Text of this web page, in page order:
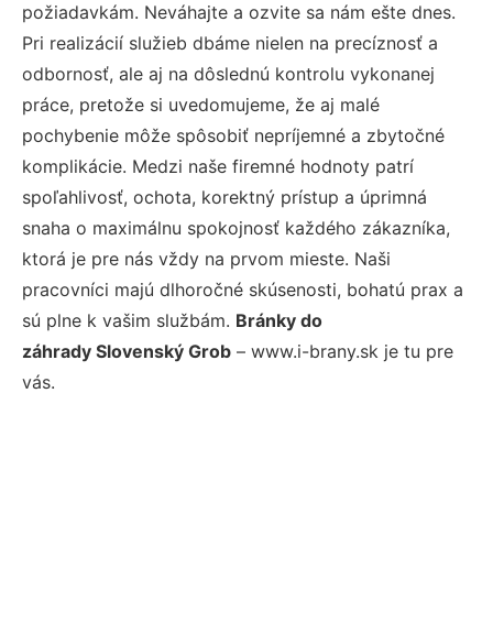
požiadavkám. Neváhajte a ozvite sa nám ešte dnes.
Pri realizácií služieb dbáme nielen na precíznosť a
odbornosť, ale aj na dôslednú kontrolu vykonanej
práce, pretože si uvedomujeme, že aj malé
pochybenie môže spôsobiť nepríjemné a zbytočné
komplikácie. Medzi naše firemné hodnoty patrí
spoľahlivosť, ochota, korektný prístup a úprimná
snaha o maximálnu spokojnosť každého zákazníka,
ktorá je pre nás vždy na prvom mieste. Naši
pracovníci majú dlhoročné skúsenosti, bohatú prax a
sú plne k vašim službám. Bránky do
záhrady Slovenský Grob – www.i-brany.sk je tu pre
vás.